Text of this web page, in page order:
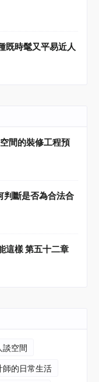
既時髦又平易近人
間的裝修工程預
斷是否為合法合
這樣 第五十二章
談空間
師的日常生活